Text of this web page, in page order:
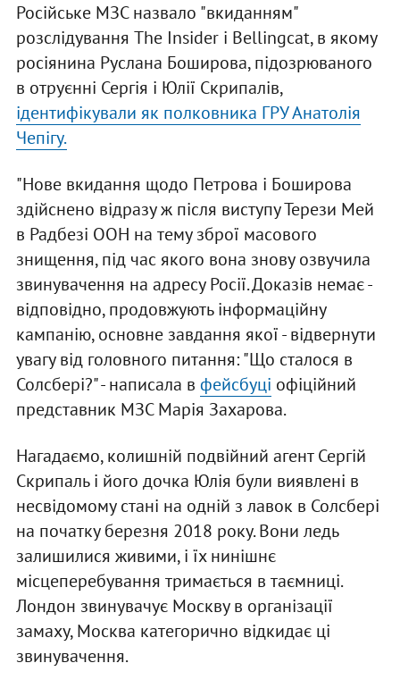
Російське МЗС назвало "вкиданням"
розслідування The Insider і Bellingcat, в якому
росіянина Руслана Боширова, підозрюваного
в отруєнні Сергія і Юлії Скрипалів,
ідентифікували як полковника ГРУ Анатолія
Чепігу.
"Нове вкидання щодо Петрова і Боширова
здійснено відразу ж після виступу Терези Мей
в Радбезі ООН на тему зброї масового
знищення, під час якого вона знову озвучила
звинувачення на адресу Росії. Доказів немає -
відповідно, продовжують інформаційну
кампанію, основне завдання якої - відвернути
увагу від головного питання: "Що сталося в
Солсбері?" - написала в фейсбуці офіційний
представник МЗС Марія Захарова.
Нагадаємо, колишній подвійний агент Сергій
Скрипаль і його дочка Юлія були виявлені в
несвідомому стані на одній з лавок в Солсбері
на початку березня 2018 року. Вони ледь
залишилися живими, і їх нинішнє
місцеперебування тримається в таємниці.
Лондон звинувачує Москву в організації
замаху, Москва категорично відкидає ці
звинувачення.